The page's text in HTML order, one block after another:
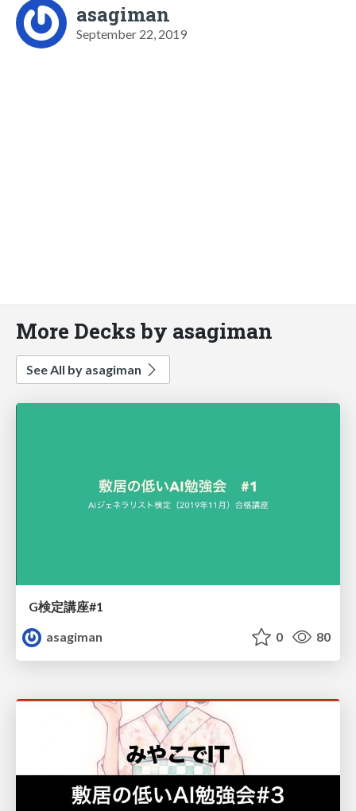
asagiman
September 22, 2019
More Decks by asagiman
See All by asagiman
G検定講座#1
asagiman
0 80